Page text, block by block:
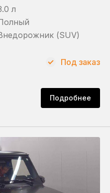
л
(SUV)
Подробнее
Под заказ